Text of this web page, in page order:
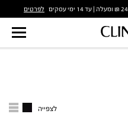
לפרטים
לצפייה